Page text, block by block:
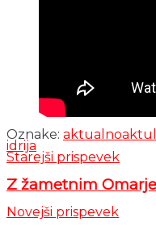
Oznake: aktualno
idrija
Starejši prispevek
Z žametnim
Novejši prispevek